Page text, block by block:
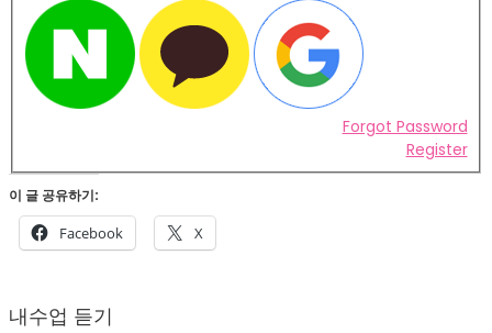
Forgot Password
Register
이 글 공유하기:
Facebook X
02-
내수업 듣기